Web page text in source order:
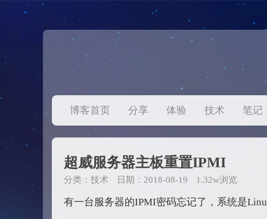
博客首页 分享 体验 技术 笔记
超威服务器主板重置IPMI
分类： 技术 日期：2018-08-19 1.32w浏览
有一台服务器的IPMI密码忘记了，系统是